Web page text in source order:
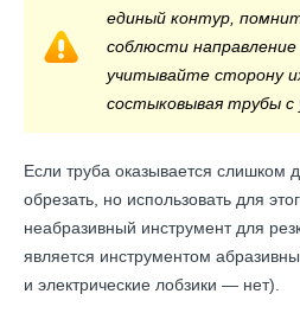
единый контур,
соблюсти
учитывайте сторону
состыковывая трубы с
Если труба оказывается слишком
обрезать, но использовать для
неабразивный инструмент для
является инструментом
и электрические лобзики — нет).